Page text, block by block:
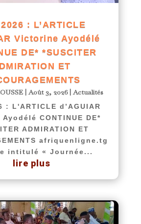
: L’ARTICLE
Victorine Ayodélé
DE* *SUSCITER
ET
|Août 3, 2026|Actualités
: L'ARTICLE d’AGUIAR
CONTINUE DE*
ADMIRATION ET
afriquenligne.tg
intitulé « Journée...
lire plus